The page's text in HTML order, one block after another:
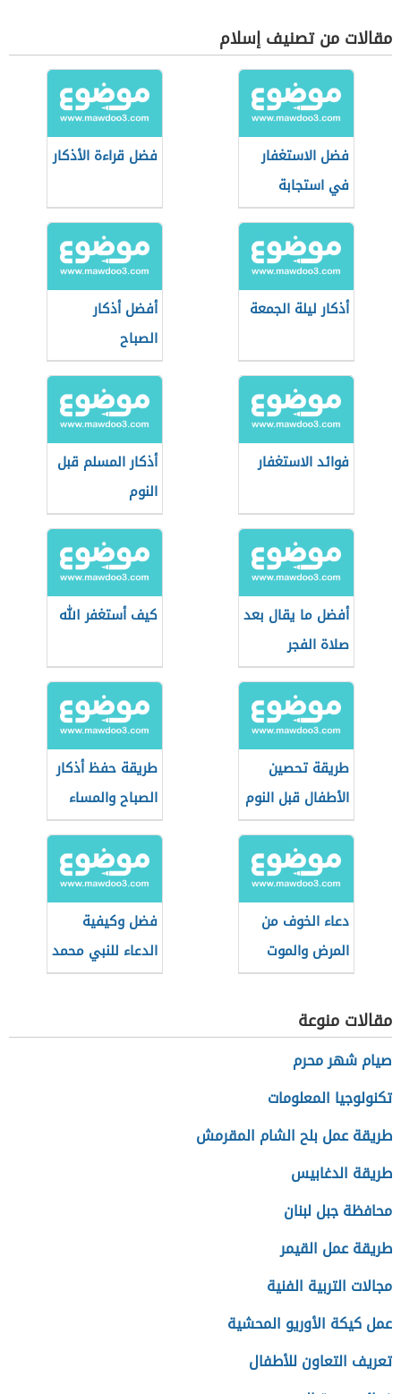
مقالات من تصنيف إسلام
فضل الاستغفار
في استجابة
الدعاء
فضل قراءة الأذكار
أذكار ليلة الجمعة
أفضل أذكار
الصباح
فوائد الاستغفار
أذكار المسلم قبل
النوم
أفضل ما يقال بعد
صلاة الفجر
كيف أستغفر الله
طريقة تحصين
الأطفال قبل النوم
طريقة حفظ أذكار
الصباح والمساء
دعاء الخوف من
المرض والموت
فضل وكيفية
الدعاء للنبي محمد
مقالات منوعة
صيام شهر محرم
تكنولوجيا المعلومات
طريقة عمل بلح الشام المقرمش
طريقة الدغابيس
محافظة جبل لبنان
طريقة عمل القيمر
مجالات التربية الفنية
عمل كيكة الأوريو المحشية
تعريف التعاون للأطفال